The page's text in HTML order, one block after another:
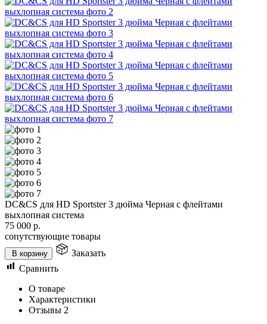
DC&CS для HD Sportster 3 дюйма Черная с флейтами
выхлопная система
75 000 р.
сопутствующие товары
В корзину
Заказать
Сравнить
О товаре
Характеристики
Отзывы 2